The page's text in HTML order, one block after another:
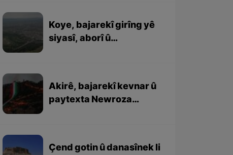
Koye, bajarekî girîng yê
siyasî, aborî û
Akirê, bajarekî kevnar û
paytexta Newroza
Çend gotin û danasînek li